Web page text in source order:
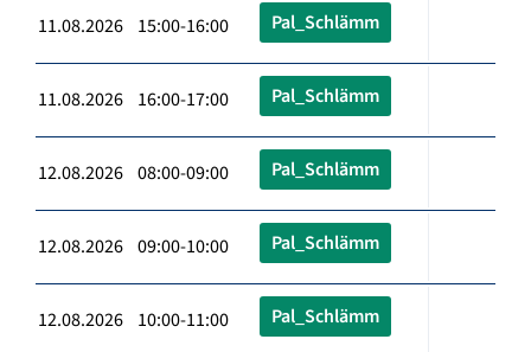
11.08.2026 15:00-16:00 Pal_Schlämm
11.08.2026 16:00-17:00 Pal_Schlämm
12.08.2026 08:00-09:00 Pal_Schlämm
12.08.2026 09:00-10:00 Pal_Schlämm
12.08.2026 10:00-11:00 Pal_Schlämm